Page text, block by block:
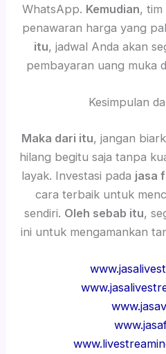
WhatsApp. Kemudian, tim
penawaran harga yang
itu, jadwal Anda akan
pembayaran uang muka
Kesimpulan
Maka dari itu, jangan
hilang begitu saja tanpa
layak. Investasi pada jasa
cara terbaik untuk
sendiri. Oleh sebab itu,
ini untuk mengamankan